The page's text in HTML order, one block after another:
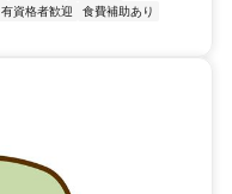
有資格者歓迎
食費補助あり